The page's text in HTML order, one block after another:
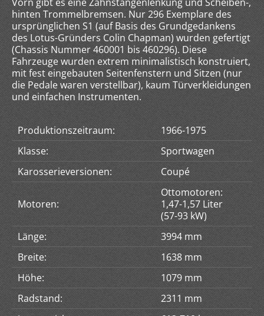
hinten Trommelbremsen. Nur 296 Exemplare des
ursprünglichen S1 (auf Basis des Grundgedankens
des Lotus-Gründers Colin Chapman) wurden gefertigt
(Chassis Nummer 460001 bis 460296). Diese
Fahrzeuge wurden extrem minimalistisch konstruiert,
mit fest eingebauten Seitenfenstern und Sitzen (nur
die Pedale waren verstellbar), kaum Türverkleidungen
und einfachen Instrumenten.
Produktionszeitraum:
1966-1975
Klasse:
Sportwagen
Karosserieversionen:
Coupé
Motoren:
Ottomotoren:
1,47-1,57 Liter
(57-93 kW)
Länge:
3994 mm
Breite:
1638 mm
Höhe:
1079 mm
Radstand:
2311 mm